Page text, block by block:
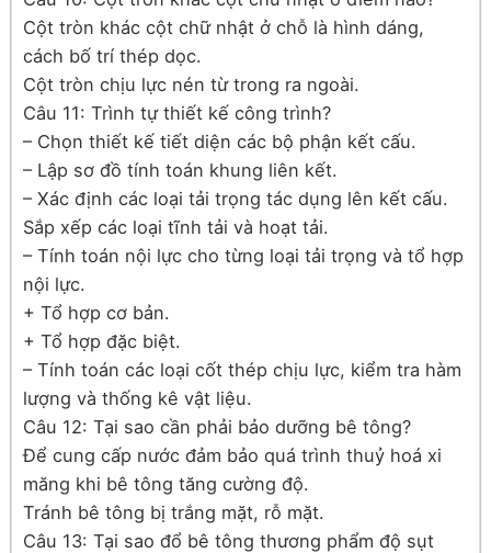
Cột tròn khác cột chữ nhật ở chỗ là hình dáng,
cách bố trí thép dọc.
Cột tròn chịu lực nén từ trong ra ngoài.
Câu 11: Trình tự thiết kế công trình?
– Chọn thiết kế tiết diện các bộ phận kết cấu.
– Lập sơ đồ tính toán khung liên kết.
– Xác định các loại tải trọng tác dụng lên kết cấu.
Sắp xếp các loại tĩnh tải và hoạt tải.
– Tính toán nội lực cho từng loại tải trọng và tổ hợp
nội lực.
+ Tổ hợp cơ bản.
+ Tổ hợp đặc biệt.
– Tính toán các loại cốt thép chịu lực, kiểm tra hàm
lượng và thống kê vật liệu.
Câu 12: Tại sao cần phải bảo dưỡng bê tông?
Để cung cấp nước đảm bảo quá trình thuỷ hoá xi
măng khi bê tông tăng cường độ.
Tránh bê tông bị trắng mặt, rỗ mặt.
Câu 13: Tại sao đổ bê tông thương phẩm độ sụt